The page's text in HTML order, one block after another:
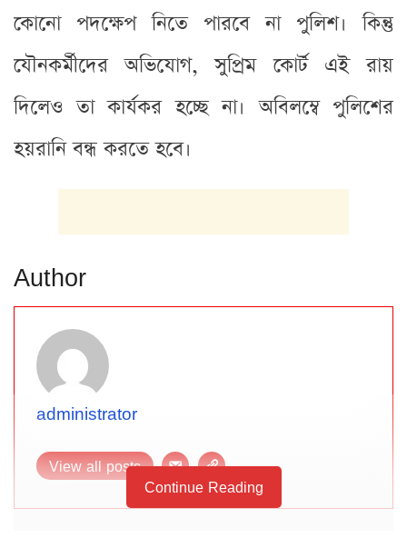
কোনো পদক্ষেপ নিতে পারবে না পুলিশ। কিন্তু
যৌনকর্মীদের অভিযোগ, সুপ্রিম কোর্ট এই রায়
দিলেও তা কার্যকর হচ্ছে না। অবিলম্বে পুলিশের
হয়রানি বন্ধ করতে হবে।
Author
administrator
View all posts
Continue Reading